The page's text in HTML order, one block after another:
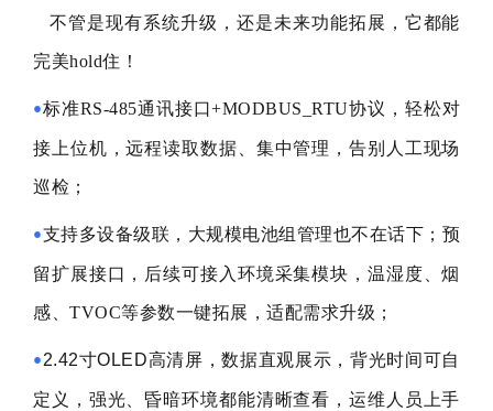
不管是现有系统升级，还是未来功能拓展，它都能
完美hold住！
•标准RS-485通讯接口+MODBUS_RTU协议，轻松对
接上位机，远程读取数据、集中管理，告别人工现场
巡检；
•支持多设备级联，大规模电池组管理也不在话下；预
留扩展接口，后续可接入环境采集模块，温湿度、烟
感、TVOC等参数一键拓展，适配需求升级；
•2.42寸OLED高清屏，数据直观展示，背光时间可自
定义，强光、昏暗环境都能清晰查看，运维人员上手